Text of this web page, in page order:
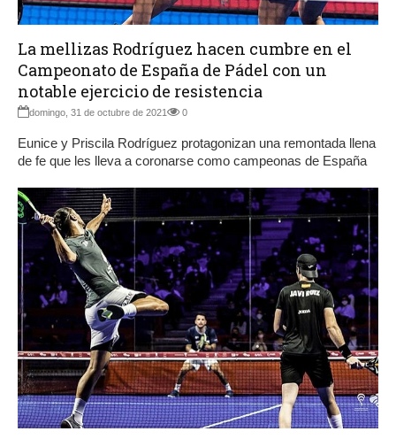
La mellizas Rodríguez hacen cumbre en el
Campeonato de España de Pádel con un
notable ejercicio de resistencia
domingo, 31 de octubre de 2021 0
Eunice y Priscila Rodríguez protagonizan una remontada llena
de fe que les lleva a coronarse como campeonas de España